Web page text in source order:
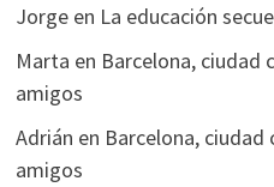
Jorgeen La educación
Marta en Barcelona, ciudad
amigos
Adrián en Barcelona,
amigos